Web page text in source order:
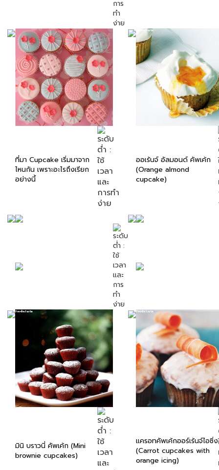
ที่มา Cupcake เริ่มมาจาก
ไหนกัน เพราะอะไรถึงเรียก
อย่างนี้
ออเร้นจ์ อัลมอนด์ คัพเค้ก
(Orange almond
cupcake)
มินิ บราวนี่ คัพเค้ก (Mini
brownie cupcakes)
แครอทคัพเค้กออร์เร้นจ์ไอซิ่ง
(Carrot cupcakes with
orange icing)